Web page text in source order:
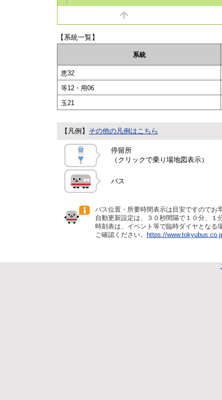
【系統一覧】
系統
恵32
等12・用06
玉21
【凡例】 その他の凡例はこちら
停留所
（クリックで乗り場地図表示）
バス
バス位置・所要時間表示は目安ですのでお
自動更新設定は、３０秒間隔で１０分、１
時刻表は、イベント等で臨時ダイヤとなる
ご確認ください。
https://